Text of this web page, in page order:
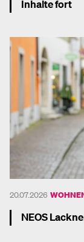
Inhalte fort
20.07.2026
NEOS